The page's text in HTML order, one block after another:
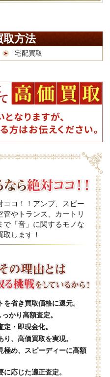
取方法
宅配買取
ココ！！アンプ、スピー
やトランス、カートリ
で「音」に関するモノな
取します！
省き買取価格に還元。
かり高額査定。
・即現金化。
、高価買取を実現。
極め、スピーディーに高額
応じた適正査定。